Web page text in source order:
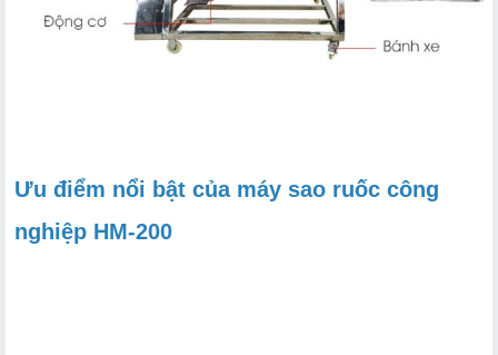
Ưu điểm nổi bật của máy sao ruốc công
nghiệp HM-200